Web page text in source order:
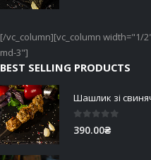
[/vc_column][vc_column width="1/
md-3"]
BEST SELLING PRODUCTS
Шашлик зі
0 out of 5
390.00₴